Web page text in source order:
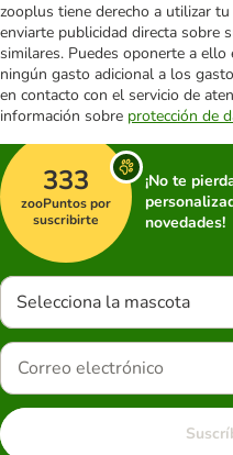
zooplus tiene derecho a utilizar
enviarte publicidad directa sobre
similares. Puedes oponerte a
ningún gasto adicional a los
en contacto con el servicio de
información sobre protección de
333
zooPuntos por
suscribirte
¡No te
novedades!
Selecciona la mascota